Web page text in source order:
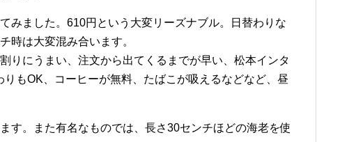
みました。610円という大変リーズナブル。日替わりな
時は大変混み合います。
りにうまい、注文から出てくるまでが早い、松本インタ
もOK、コーヒーが無料、たばこが吸えるなどなど、昼
す。また有名なものでは、長さ30センチほどの海老を使